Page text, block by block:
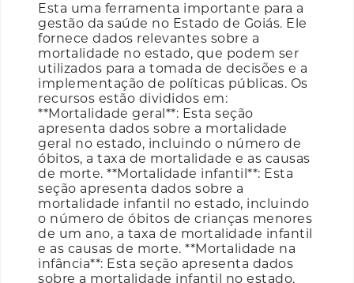
Esta uma ferramenta importante para a
gestão da saúde no Estado de Goiás. Ele
fornece dados relevantes sobre a
mortalidade no estado, que podem ser
utilizados para a tomada de decisões e a
implementação de políticas públicas. Os
recursos estão divididos em:
**Mortalidade geral**: Esta seção
apresenta dados sobre a mortalidade
geral no estado, incluindo o número de
óbitos, a taxa de mortalidade e as causas
de morte. **Mortalidade infantil**: Esta
seção apresenta dados sobre a
mortalidade infantil no estado, incluindo
o número de óbitos de crianças menores
de um ano, a taxa de mortalidade infantil
e as causas de morte. **Mortalidade na
infância**: Esta seção apresenta dados
sobre a mortalidade infantil no estado,